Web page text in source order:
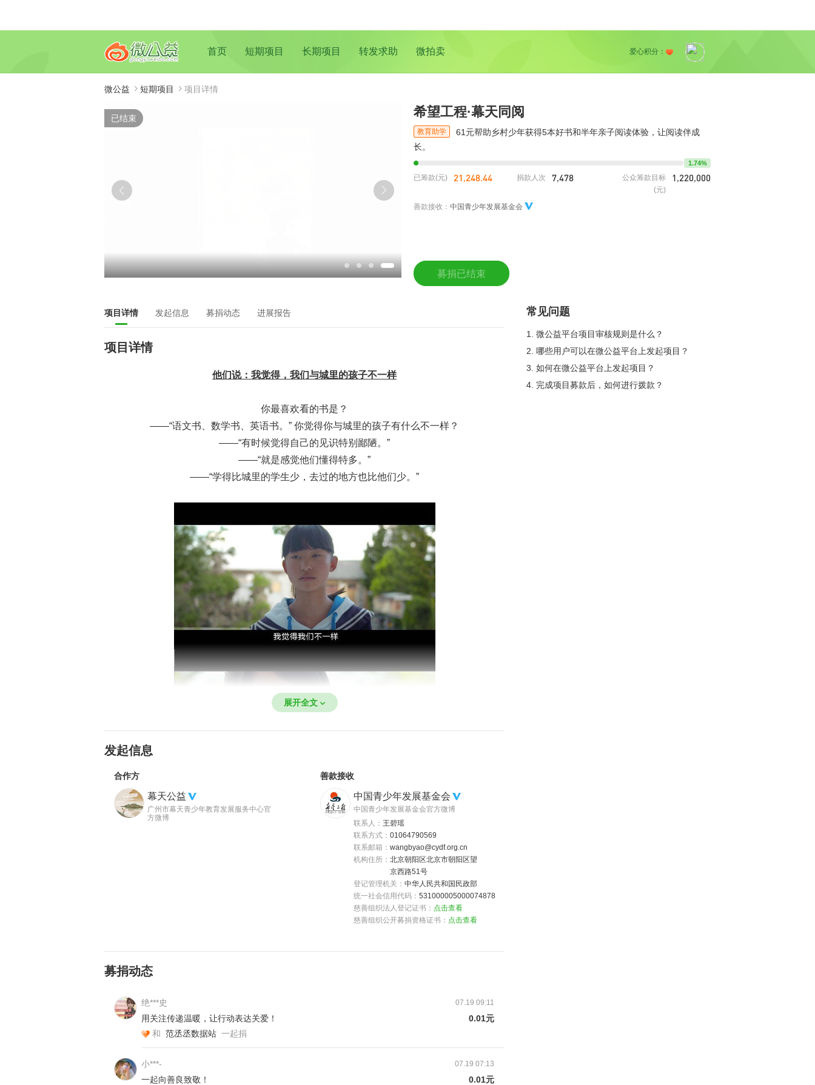
首页 短期项目 长期项目 转发求助 微拍卖 爱心积分：
微公益 短期项目 项目详情
已结束 希望工程·幕天同阅
教育助学
61元帮助乡村少年获得5本好书和半年亲子阅读体验，让阅读伴成
长。
1.74%
已筹款(元) 21,248.44 捐款人次 7,478
公众筹款目标
(元)
1,220,000
善款接收： 中国青少年发展基金会
募捐已结束
项目详情 发起信息 募捐动态 进展报告
项目详情
他们说：我觉得，我们与城里的孩子不一样
你最喜欢看的书是？
——“语文书、数学书、英语书。” 你觉得你与城里的孩子有什么不一样？
——“有时候觉得自己的见识特别鄙陋。”
——“就是感觉他们懂得特多。”
——“学得比城里的学生少，去过的地方也比他们少。”
展开全文
发起信息
合作方
幕天公益
广州市幕天青少年教育发展服务中心官
方微博
善款接收
中国青少年发展基金会
中国青少年发展基金会官方微博
联系人： 王碧瑶
联系方式： 01064790569
联系邮箱： wangbyao@cydf.org.cn
机构住所： 北京朝阳区北京市朝阳区望
京西路51号
登记管理机关： 中华人民共和国民政部
统一社会信用代码： 531000005000074878
慈善组织法人登记证书： 点击查看
慈善组织公开募捐资格证书： 点击查看
募捐动态
绝***史 07.19 09:11
用关注传递温暖，让行动表达关爱！
0.01元
和 范丞丞数据站 一起捐
小***- 07.19 07:13
一起向善良致敬！
0.01元
常见问题
1. 微公益平台项目审核规则是什么？
2. 哪些用户可以在微公益平台上发起项目？
3. 如何在微公益平台上发起项目？
4. 完成项目募款后，如何进行拨款？